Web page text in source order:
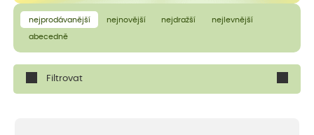
nejprodávanější nejnovější nejdražší nejlevnější
abecedně
Filtrovat